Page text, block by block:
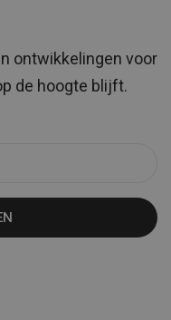
ontwikkelingen voor
de hoogte blijft.